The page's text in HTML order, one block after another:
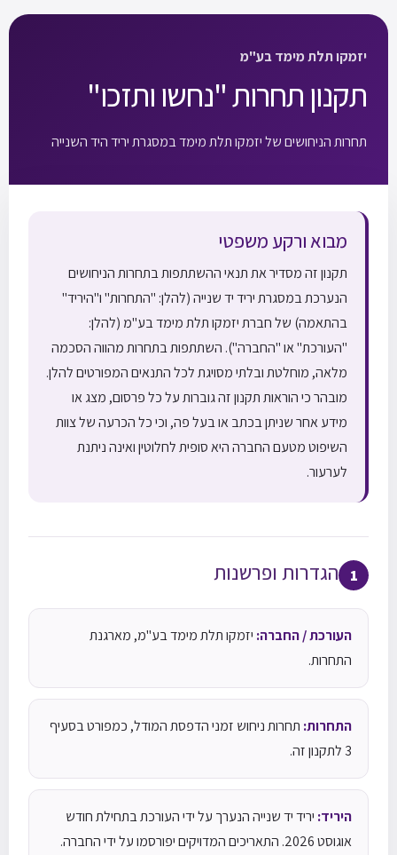
יזמקו תלת מימד בע"מ
תקנון תחרות "נחשו ותזכו"
תחרות הניחושים של יזמקו תלת מימד במסגרת יריד היד השנייה
מבוא ורקע משפטי
תקנון זה מסדיר את תנאי ההשתתפות בתחרות הניחושים
הנערכת במסגרת יריד יד שנייה (להלן: "התחרות" ו"היריד"
בהתאמה) של חברת יזמקו תלת מימד בע"מ (להלן:
"העורכת" או "החברה"). השתתפות בתחרות מהווה הסכמה
מלאה, מוחלטת ובלתי מסויגת לכל התנאים המפורטים להלן.
מובהר כי הוראות תקנון זה גוברות על כל פרסום, מצג או
מידע אחר שניתן בכתב או בעל פה, וכי כל הכרעה של צוות
השיפוט מטעם החברה היא סופית לחלוטין ואינה ניתנת
לערעור.
1 הגדרות ופרשנות
העורכת / החברה: יזמקו תלת מימד בע"מ, מארגנת
התחרות.
התחרות: תחרות ניחוש זמני הדפסת המודל, כמפורט בסעיף
3 לתקנון זה.
היריד: יריד יד שנייה הנערך על ידי העורכת בתחילת חודש
אוגוסט 2026. התאריכים המדויקים יפורסמו על ידי החברה.